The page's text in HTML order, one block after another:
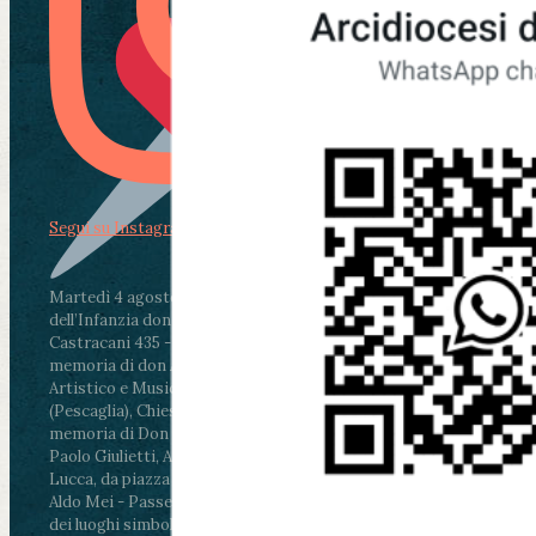
Martedì 4 agosto2026
ore 11:30 - Lucca, Scuola
dell’Infanzia don Aldo Mei - Viale Castruccio
Castracani 435 - Inaugurazione murales in
memoria di don Aldo Mei curato dal Liceo
Artistico e Musicale “Passaglia”
ore 18 - Fiano
(Pescaglia), Chiesa parrocchiale - Messa in
memoria di Don Aldo Mei celebrata da mons.
Paolo Giulietti, Arcivescovo di Lucca
ore 20.30 -
Lucca, da piazza San Michele al Cippo di don
Aldo Mei - Passeggiata della Memoria in alcuni
dei luoghi simbolo della città. Ritrovo alle ore
Segui su Instagram